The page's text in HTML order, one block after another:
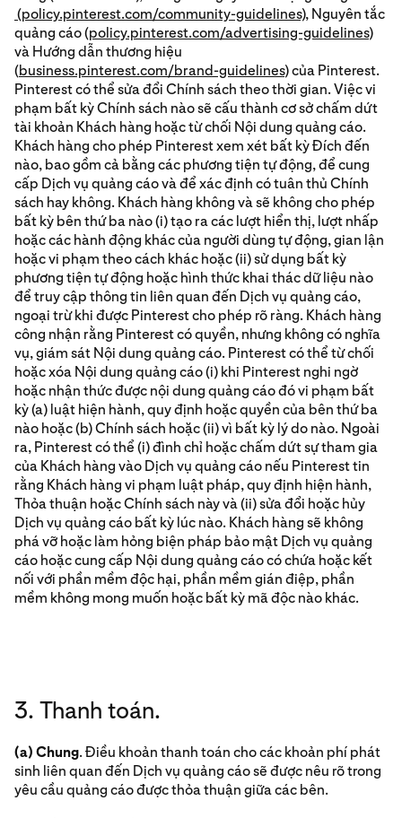
(policy.pinterest.com/community-guidelines), Nguyên tắc
quảng cáo (policy.pinterest.com/advertising-guidelines)
và Hướng dẫn thương hiệu
(business.pinterest.com/brand-guidelines) của Pinterest.
Pinterest có thể sửa đổi Chính sách theo thời gian. Việc vi
phạm bất kỳ Chính sách nào sẽ cấu thành cơ sở chấm dứt
tài khoản Khách hàng hoặc từ chối Nội dung quảng cáo.
Khách hàng cho phép Pinterest xem xét bất kỳ Đích đến
nào, bao gồm cả bằng các phương tiện tự động, để cung
cấp Dịch vụ quảng cáo và để xác định có tuân thủ Chính
sách hay không. Khách hàng không và sẽ không cho phép
bất kỳ bên thứ ba nào (i) tạo ra các lượt hiển thị, lượt nhấp
hoặc các hành động khác của người dùng tự động, gian lận
hoặc vi phạm theo cách khác hoặc (ii) sử dụng bất kỳ
phương tiện tự động hoặc hình thức khai thác dữ liệu nào
để truy cập thông tin liên quan đến Dịch vụ quảng cáo,
ngoại trừ khi được Pinterest cho phép rõ ràng. Khách hàng
công nhận rằng Pinterest có quyền, nhưng không có nghĩa
vụ, giám sát Nội dung quảng cáo. Pinterest có thể từ chối
hoặc xóa Nội dung quảng cáo (i) khi Pinterest nghi ngờ
hoặc nhận thức được nội dung quảng cáo đó vi phạm bất
kỳ (a) luật hiện hành, quy định hoặc quyền của bên thứ ba
nào hoặc (b) Chính sách hoặc (ii) vì bất kỳ lý do nào. Ngoài
ra, Pinterest có thể (i) đình chỉ hoặc chấm dứt sự tham gia
của Khách hàng vào Dịch vụ quảng cáo nếu Pinterest tin
rằng Khách hàng vi phạm luật pháp, quy định hiện hành,
Thỏa thuận hoặc Chính sách này và (ii) sửa đổi hoặc hủy
Dịch vụ quảng cáo bất kỳ lúc nào. Khách hàng sẽ không
phá vỡ hoặc làm hỏng biện pháp bảo mật Dịch vụ quảng
cáo hoặc cung cấp Nội dung quảng cáo có chứa hoặc kết
nối với phần mềm độc hại, phần mềm gián điệp, phần
mềm không mong muốn hoặc bất kỳ mã độc nào khác.
3. Thanh toán.
(a) Chung. Điều khoản thanh toán cho các khoản phí phát
sinh liên quan đến Dịch vụ quảng cáo sẽ được nêu rõ trong
yêu cầu quảng cáo được thỏa thuận giữa các bên.